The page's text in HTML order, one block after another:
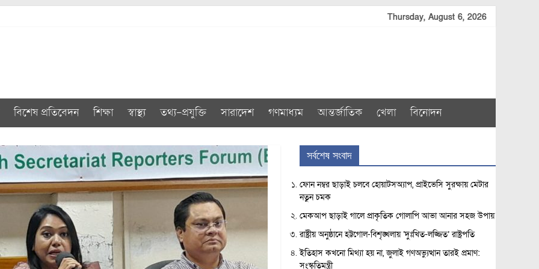
Thursday, August 6, 2026
বিশেষ প্রতিবেদন শিক্ষা স্বাস্থ্য তথ্য-প্রযুক্তি সারাদেশ গণমাধ্যম আন্তর্জাতিক খেলা বিনোদন
সর্বশেষ সংবাদ
ফোন নম্বর ছাড়াই চলবে হোয়াটসঅ্যাপ, প্রাইভেসি সুরক্ষায় মেটার
নতুন চমক
মেকআপ ছাড়াই গালে প্রাকৃতিক গোলাপি আভা আনার সহজ উপায়
রাষ্ট্রীয় অনুষ্ঠানে হট্টগোল-বিশৃঙ্খলায় ‘দুঃখিত-লজ্জিত’ রাষ্ট্রপতি
ইতিহাস কখনো মিথ্যা হয় না, জুলাই গণঅভ্যুত্থান তারই প্রমাণ:
সংস্কৃতিমন্ত্রী